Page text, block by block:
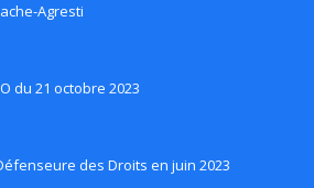
Agresti
du 21 octobre 2023
des Droits en juin 2023